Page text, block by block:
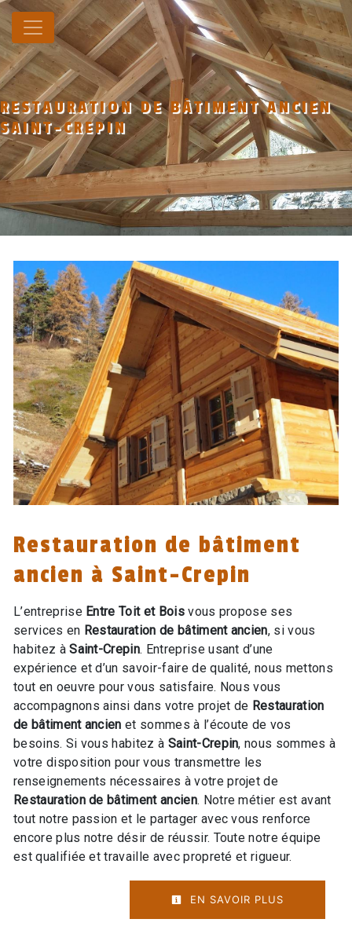
Panneau de gestion des cookies
RESTAURATION DE BÂTIMENT ANCIEN
SAINT-CREPIN
Restauration de bâtiment
ancien à Saint-Crepin
L’entreprise Entre Toit et Boisvous propose ses
services en Restauration de bâtiment ancien, si vous
habitez àSaint-Crepin. Entreprise usant d’une
expérience et d’un savoir-faire de qualité, nous mettons
tout en oeuvre pour vous satisfaire. Nous vous
accompagnons ainsi dans votre projet de Restauration
de bâtiment ancien et sommes à l’écoute de vos
besoins. Si vous habitez à Saint-Crepin, nous sommes à
votre disposition pour vous transmettre les
renseignements nécessaires à votre projet de
Restauration de bâtiment ancien. Notre métier est avant
tout notre passion et le partager avec vous renforce
encore plus notre désir de réussir. Toute notre équipe
est qualifiée et travaille avec propreté et rigueur.
EN SAVOIR PLUS